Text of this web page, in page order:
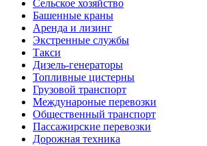
Сельское хозяйство
Башенные краны
Аренда и лизинг
Экстренные службы
Такси
Дизель-генераторы
Топливные цистерны
Грузовой транспорт
Междунароные перевозки
Общественный транспорт
Пассажирские перевозки
Дорожная техника